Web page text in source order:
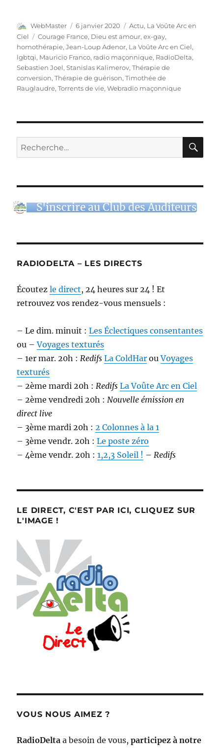
Auteur
WebMaster
Publié
le
6 janvier 2020 Catégories
Actu, La Voûte Arc en
Ciel
Étiquettes
Courage France, Dieu est amour,ex-gay,
homothérapie,Jean-Loup Adenor, La Voûte Arc en Ciel,
lgbtqi, Mauricio Franco, radio maçonnique, RadioDelta,
Sebastien Joel,Stanislas Kalimerov,Thérapie de
conversion,Thérapie de guérison,Timothée de
Rauglaudre,Torrents de vie,Webradio maçonnique
Recherche
pour :
S'inscrire au Club des Auditeurs
RADIODELTA – LES DIRECTS
Écoutezle direct, 24 heures sur 24 ! Et
retrouvez vos rendez-vous mensuels :
– Le dim. minuit :Les Éclectiques consentantes
ou –Voyages texturés
– 1er mar. 20h : Redifs La ColdHar ouVoyages
texturés
– 2ème mardi 20h : Redifs La Voûte Arc en Ciel
– 2ème vendredi 20h : Nouvelle émission en
direct live
– 3ème mardi 20h : 2 Colonnes à la 1
– 3ème vendr. 20h :Le poste zéro
– 4ème vendr. 20h :1,2,3 Soleil ! – Redifs
LE DIRECT, C'EST PAR ICI, CLIQUEZ SUR
L'IMAGE !
VOUS NOUS AIMEZ ?
RadioDelta a besoin de vous,participez à notre